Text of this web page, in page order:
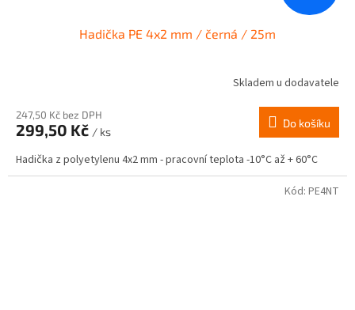
Hadička PE 4x2 mm / černá / 25m
Skladem u dodavatele
247,50 Kč bez DPH
299,50 Kč / ks
Do košíku
Hadička z polyetylenu 4x2 mm - pracovní teplota -10°C až + 60°C
Kód: PE4NT